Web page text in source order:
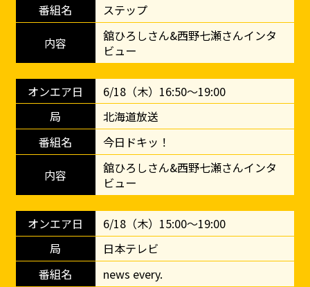
ステップ
舘ひろしさん&西野七瀬さんインタ
ビュー
6/18（木）16:50～19:00
北海道放送
今日ドキッ！
舘ひろしさん&西野七瀬さんインタ
ビュー
6/18（木）15:00～19:00
日本テレビ
news every.